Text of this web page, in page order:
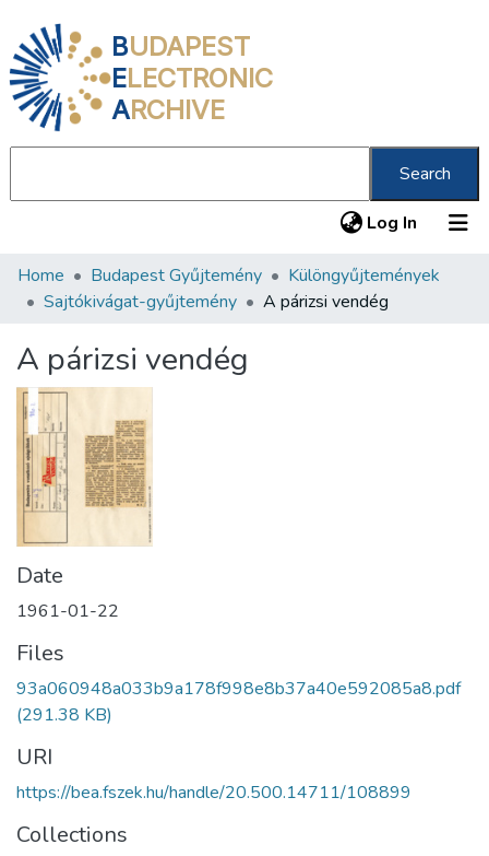
BUDAPEST
ELECTRONIC
ARCHIVE
Search
Log In (current)
Communities & Collections
Statistics
About us
Home Budapest Gyűjtemény
Különgyűjtemények
Sajtókivágat-gyűjtemény
A párizsi vendég
A párizsi vendég
Date
1961-01-22
Files
93a060948a033b9a178f998e8b37a40e592085a8.pdf
(291.38 KB)
URI
https://bea.fszek.hu/handle/20.500.14711/108899
Collections